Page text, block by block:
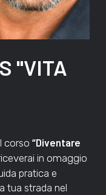
"VITA
corso“Diventare
in omaggio
pratica e
tua strada nel